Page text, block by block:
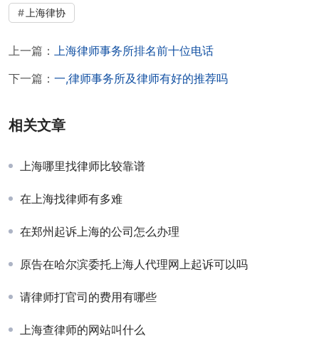
上海律协
上一篇：
上海律师事务所排名前十位电话
下一篇： 一,律师事务所及律师有好的推荐吗
相关文章
上海哪里找律师比较靠谱
在上海找律师有多难
在郑州起诉上海的公司怎么办理
原告在哈尔滨委托上海人代理网上起诉可以吗
请律师打官司的费用有哪些
上海查律师的网站叫什么